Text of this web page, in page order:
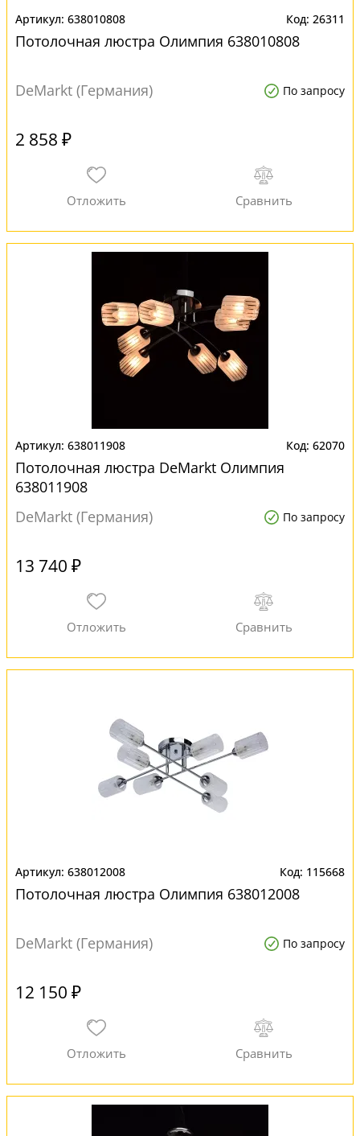
638010808 26311
Потолочная люстра Олимпия 638010808
DeMarkt (Германия) По запросу
2 858 ₽
638011908 62070
Потолочная люстра DeMarkt Олимпия
638011908
DeMarkt (Германия)
По запросу
13 740 ₽
638012008 115668
Потолочная люстра Олимпия 638012008
DeMarkt (Германия) По запросу
12 150 ₽